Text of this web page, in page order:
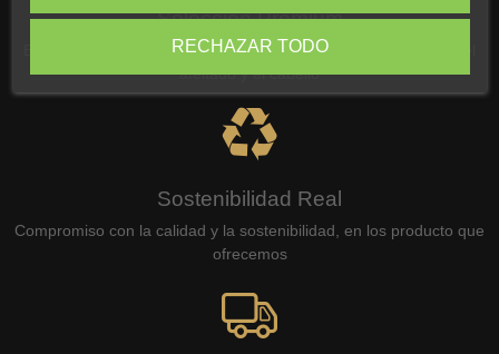
RECHAZAR TODO
Selección Premium
Exclusiva selección de productos para el cuidado de la barba, el
afeitado y el cabello
Sostenibilidad Real
Compromiso con la calidad y la sostenibilidad, en los producto que
ofrecemos